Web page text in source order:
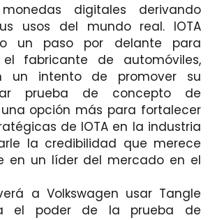
digitales derivando
usos del mundo real. IOTA
un paso por delante para
fabricante de automóviles,
un intento de promover su
prueba de concepto de
una opción más para fortalecer
de IOTA en la industria
la credibilidad que merece
en un líder del mercado en el
a Volkswagen usar Tangle
el poder de la prueba de